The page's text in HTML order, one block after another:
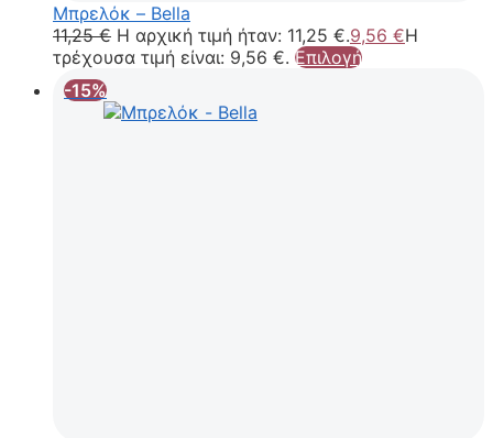
Μπρελόκ – Bella
11,25€ Η αρχική τιμή ήταν: 11,25 €.9,56 €Η
τρέχουσα τιμή είναι: 9,56 €. Επιλογή
-15%